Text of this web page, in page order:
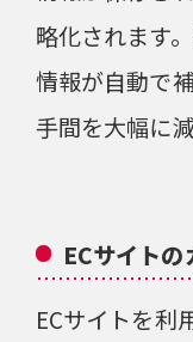
略化されます
情報が自動で
手間を大幅に
ECサイト
ECサイトを利